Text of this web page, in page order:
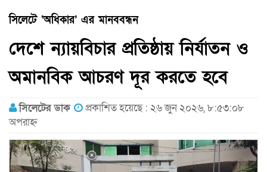
সিলেটে ‘অধিকার’ এর মানববন্ধন
দেশে ন্যায়বিচার প্রতিষ্ঠায় নির্যাতন ও
অমানবিক আচরণ দূর করতে হবে
সিলেটের ডাক
প্রকাশিত হয়েছে : ২৬ জুন ২০২৬, ৮:৫৩:০৮
অপরাহ্ন